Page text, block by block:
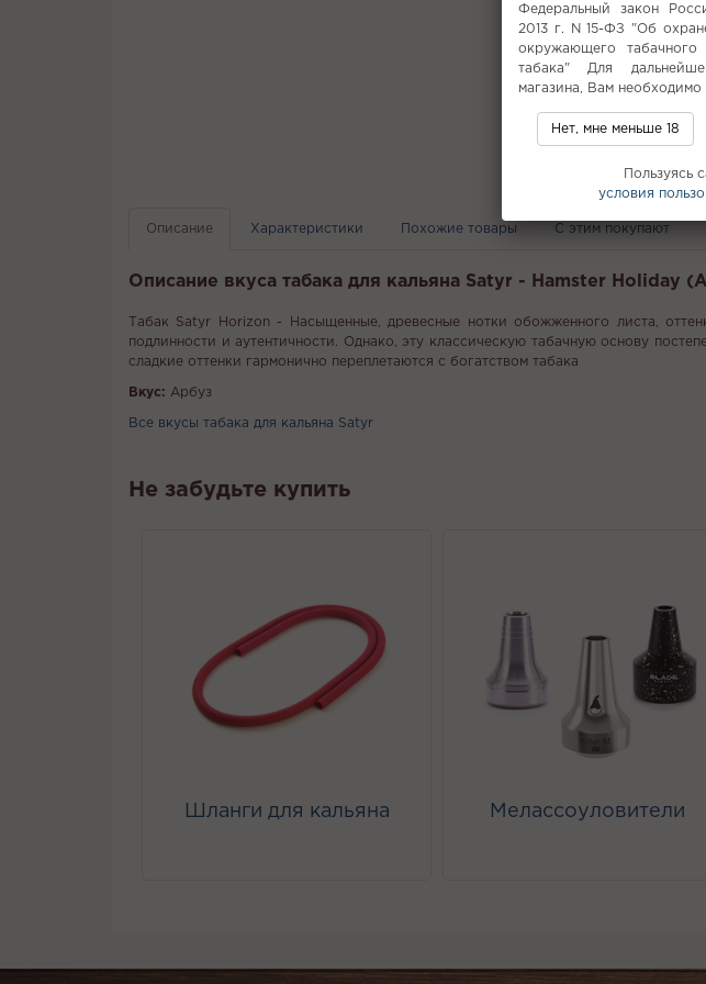
Описание Характеристики Похожие товары С этим покупают
Описание вкуса табака для кальяна Satyr - Hamster Holiday
Табак Satyr Horizon - Насыщенные, древесные нотки обожженного листа,
подлинности и аутентичности. Однако, эту классическую табачную основу
сладкие оттенки гармонично переплетаются с богатством табака
Вкус: Арбуз
Все вкусы табака для кальяна Satyr
Не забудьте купить
Шланги для кальяна Мелассоуловители
Федеральный закон
2013 г. N 15-ФЗ "Об
окружающего табачного
табака" Для
магазина, Вам необходимо
Нет, мне меньше 18
Пользуясь
условия